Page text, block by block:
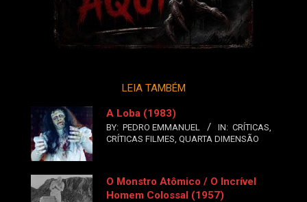
LEIA TAMBÉM
A Loba (1983)
BY: PEDRO EMMANUEL IN: CRÍTICAS
CRÍTICAS FILMES QUARTA DIMENSÃO
O Monstro Atômico / O Incrível
Homem Colossal (1957)